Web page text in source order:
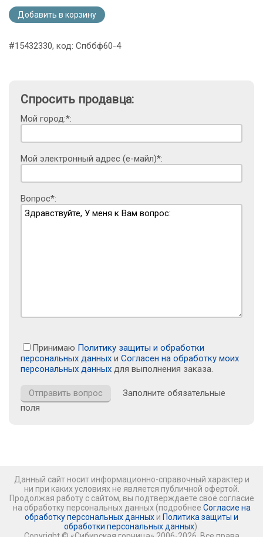
Добавить в корзину
#15432330, код: Спббф60-4
Спросить продавца:
Мой город:*:
Мой электронный адрес (е-майл)*:
Вопрос*:
Принимаю Политику защиты и обработки
персональных данных и Согласен на обработку моих
персональных данных для выполнения заказа.
Заполните обязательные
поля
Данный сайт носит информационно-справочный характер и
ни при каких условиях не является публичной офертой.
Продолжая работу с сайтом, вы подтверждаете своё согласие
на обработку персональных данных (подробнее Согласие на
обработку персональных данных и Политика защиты и
обработки персональных данных).